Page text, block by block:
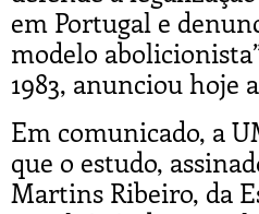
em Portugal e
modelo
1983, anunciou hoje
Em comunicado, a
que o estudo,
Martins Ribeiro, da